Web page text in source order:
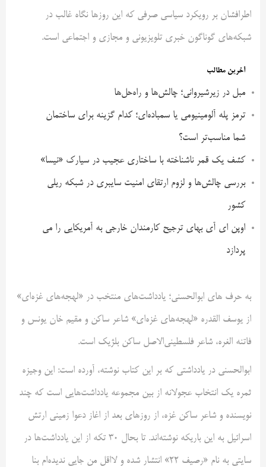
اطرافشان بر رویکرد سیاسی صرفی که این روزها نگاه غالب در
شبکه‌های گوناگون خبری تلویزیونی و مجازی و اجتماعی است.
آخرین مطالب
مبل در زیرشیروانی؛ چالش‌ها و راه‌حل‌ها
ترمز پله آلومینیومی یا سمباده‌ای؛ کدام گزینه برای ساختمان
شما مناسب‌تر است؟
کشف یک قمر ناشناخته با ساختاری عجیب در سیارک «نیسا»
بررسی چالش‌ها و لزوم ارتقای امنیت سایبری در شبکه ریلی
کشور
اوپن ای آی بهای ترجیح کارمندان خارجی به آمریکایی را می
پردازد
به حرف های ابوالحسنی؛ یادداشت‌های منتخب در «لهجه‌های غزه‌ای»
از یوسف‌ القدره «لهجه‌های غزه‌ای» شاعر ساکن و مقیم خان یونس و
فاتنه الغره، شاعر فلسطینی‌الاصل ساکن بلژیک است.
ابوالحسنی در یادداشتی که بر این کتاب نوشته، آورده است: این وجیزه
ثمره یک انتخاب عجولانه از بین مجموعه یادداشت‌هایی است که چند
نویسنده و شاعر ساکن غزه، از روزهای بعد از اغاز دعوا زمینی ارتش
اسرائیل به این باریکه نوشته‌اند. تا بحال 30 تکه از این یادداشت‌ها در
سایتی به نام «رصیف 22» انتشار شده و لااقل من جایی ندیده‌ام بنا